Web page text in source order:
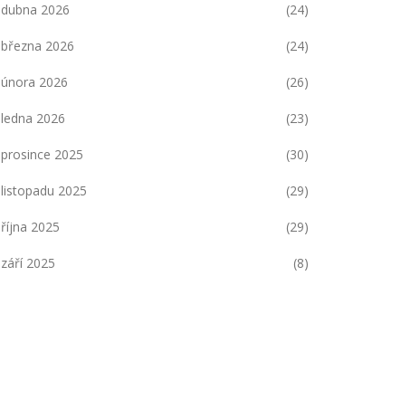
dubna 2026 (24)
března 2026 (24)
února 2026 (26)
ledna 2026 (23)
prosince 2025 (30)
listopadu 2025 (29)
října 2025 (29)
září 2025 (8)